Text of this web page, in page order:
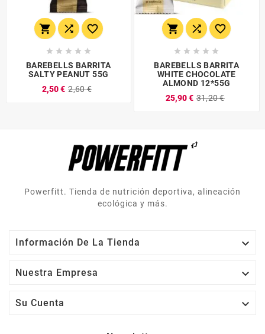
  
    
BAREBELLS BARRITA
SALTY PEANUT 55G
2,50 € 2,60 €
  
    
BAREBELLS BARRITA
WHITE CHOCOLATE
ALMOND 12*55G
25,90 € 31,20 €
Powerfitt. Tienda de nutrición deportiva, alineación
ecológica y más.
Información De La Tienda 
Nuestra Empresa 
Su Cuenta 